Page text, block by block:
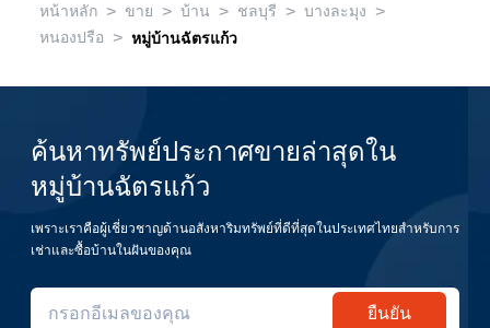
หน้าหลัก > ขาย > บ้าน > ชลบุรี > บางละมุง >
หนองปรือ > หมู่บ้านฉัตรแก้ว
ค้นหาทรัพย์ประกาศขายล่าสุดใน
หมู่บ้านฉัตรแก้ว
เพราะเราคือผู้เชี่ยวชาญด้านอสังหาริมทรัพย์ที่ดีที่สุดในประเทศไทยสำหรับการ
เช่าและซื้อบ้านในฝันของคุณ
ยืนยัน